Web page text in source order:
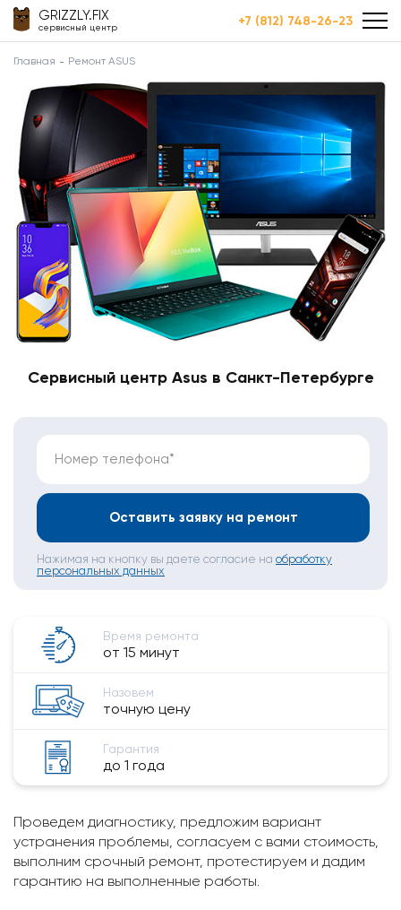
GRIZZLY.FIX
сервисный центр +7 (812) 748-26-23
Главная Ремонт ASUS
Сервисный центр Asus в Санкт-Петербурге
Номер телефона*
Оставить заявку на ремонт
Нажимая на кнопку вы даете согласие на обработку
персональных данных
Время ремонта
от 15 минут
Назовем
точную цену
Гарантия
до 1 года
Проведем диагностику, предложим вариант
устранения проблемы, согласуем с вами стоимость,
выполним срочный ремонт, протестируем и дадим
гарантию на выполненные работы.